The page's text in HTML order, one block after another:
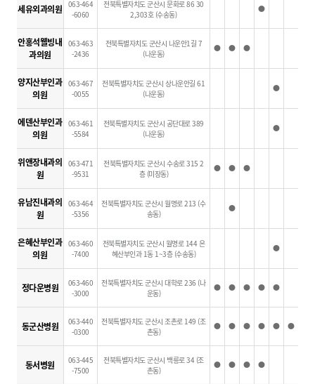
세유외과의원 063-464
-6060
전북특별자치도 군산시 문화로 86 30
2,303호 (수송동)
●
안홍석웰빙내
과의원
063-463
-2436
전북특별자치도 군산시 나운안1길 7
(나운동)
● ● ●
양지산부인과
의원
063-467
-0055
전북특별자치도 군산시 상나운안길 61
(나운동)
●
에덴산부인과
의원
063-461
-5584
전북특별자치도 군산시 공단대로 389
(나운동)
●
위앤장내과의
원
063-471
-9531
전북특별자치도 군산시 수송로 315 2
층 (미장동)
● ● ●
유남진내과의
원
063-464
-5356
전북특별자치도 군산시 월명로 213 (수
송동)
●
은혜산부인과
의원
063-460
-7400
전북특별자치도 군산시 월명로 144 은
혜산부인과 1동 1~3층 (수송동)
●
정다운병원
063-460
-3000
전북특별자치도 군산시 대학로 236 (나
운동)
● ● ● ● ●
동군산병원
063-440
-0300
전북특별자치도 군산시 조촌로 149 (조
촌동)
● ● ● ● ● ●
동서병원
063-445
-7500
전북특별자치도 군산시 백릉로 34 (조
촌동)
● ● ● ●